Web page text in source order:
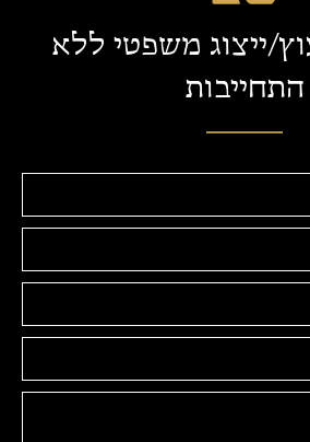
ייצוג משפטי ללא
התחייבות